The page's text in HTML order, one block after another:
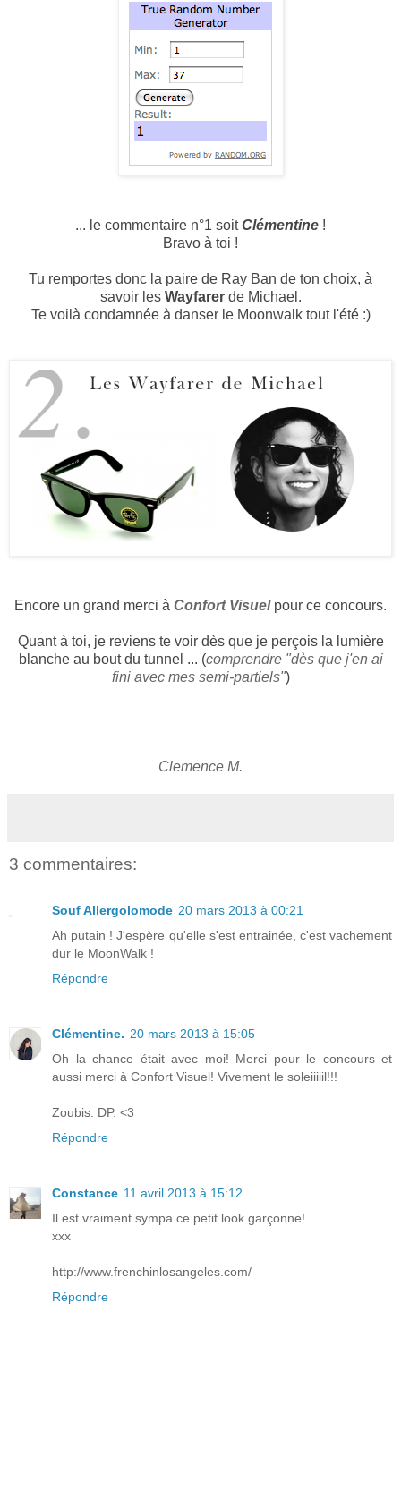
... le commentaire n°1 soitClémentine !
Bravo à toi !
Tu remportes donc la paire de Ray Ban de ton choix, à
savoir les Wayfarerde Michael.
Te voilà condamnée à danser le Moonwalk tout l'été :)
Encore un grand merci à Confort Visuel pour ce concours.
Quant à toi, je reviens te voir dès que je perçois la lumière
blanche au bout du tunnel ... (comprendre "dès que j'en ai
fini avec mes semi-partiels")
Clemence M.
3 commentaires:
Souf Allergolomode 20 mars 2013 à 00:21
Ah putain ! J'espère qu'elle s'est entrainée, c'est vachement
dur le MoonWalk !
Répondre
Clémentine. 20 mars 2013 à 15:05
Oh la chance était avec moi! Merci pour le concours et
aussi merci à Confort Visuel! Vivement le soleiiiiil!!!
Zoubis. DP. <3
Répondre
Constance 11 avril 2013 à 15:12
Il est vraiment sympa ce petit look garçonne!
xxx
http://www.frenchinlosangeles.com/
Répondre